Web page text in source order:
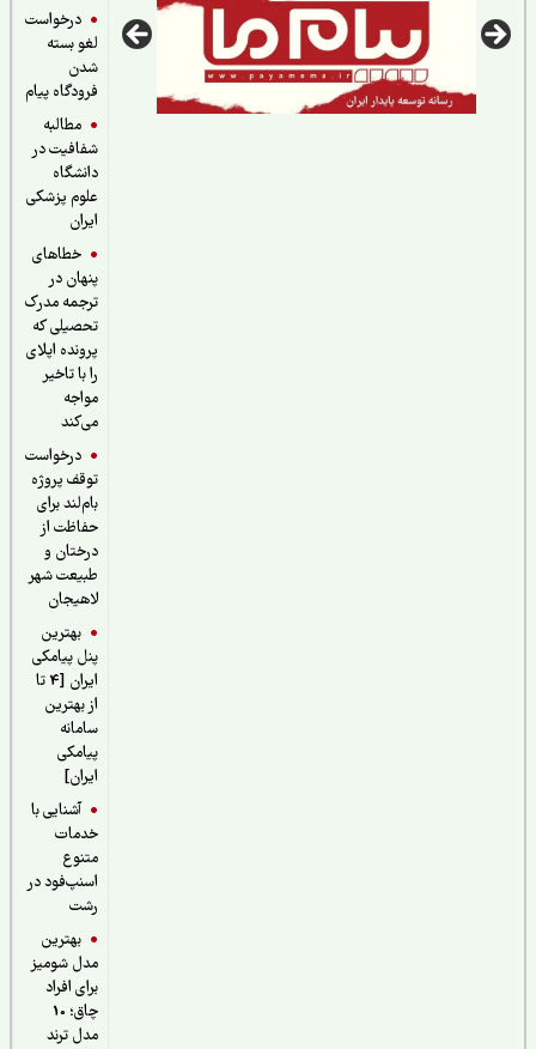
درخواست
لغو بسته
فرودگاه پیام
مطالبه
شفافیت در
دانشگاه
علوم پزشکی
خطاهای
پنهان در
ترجمه مدرک
تحصیلی که
پرونده اپلای
را با تاخیر
درخواست
توقف پروژه
بام‌لند برای
حفاظت از
درختان و
طبیعت شهر
لاهیجان
بهترین
پنل پیامکی
ایران [4 تا
از بهترین
سامانه
پیامکی
آشنایی با
خدمات
اسنپ‌فود در
بهترین
مدل شومیز
برای افراد
چاق؛ 10
مدل ترند